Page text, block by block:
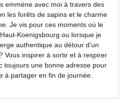
emmène avec moi à travers des
les forêts de sapins et le charme
Je vis pour ces moments où le
Koenigsbourg ou lorsque je
authentique au détour d’un
Vous inspirer à sortir et à respirer
toujours une bonne adresse pour
à partager en fin de journée.